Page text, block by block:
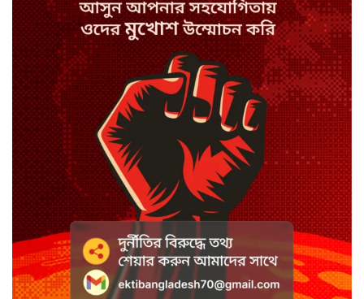
স্পিকারের নামে জাল ডিও, প্রতারণার
অভিযোগে এসিল্যান্ডের বিরুদ্ধে মামলা
সাদা না বাদামি চিনি, কোনটি ভালো?
হাসানের ৪ উইকেটের দিনে ধুঁকছে
বাংলাদেশ